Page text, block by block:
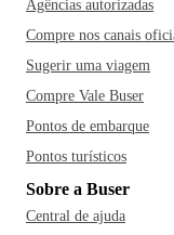
Agências autorizadas
Compre nos canais
Sugerir uma viagem
Compre Vale Buser
Pontos de embarque
Pontos turísticos
Sobre a Buser
Central de ajuda